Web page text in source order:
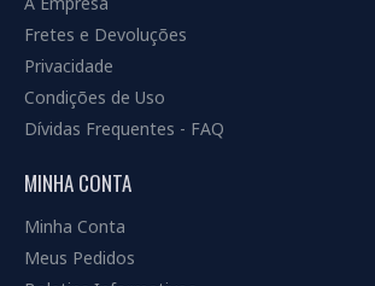
Fretes e Devoluções
Privacidade
Condições de Uso
Dívidas Frequentes - FAQ
MINHA CONTA
Minha Conta
Meus Pedidos